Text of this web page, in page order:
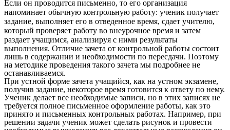
Если он проводится письменно, то его организация
напоминает обычную контрольную работу: ученик получает
задание, выполняет его в отведенное время, сдает учителю,
который проверяет работу во внеурочное время и затем
раздает учащимся, анализируя с ними результаты
выполнения. Отличие зачета от контрольной работы состоит
лишь в содержании и необходимости по пересдачи. Поэтому
на методике проведения такого зачета мы подробнее не
останавливаемся.
При устной форме зачета учащийся, как на устном экзамене,
получив задание, некоторое время готовится к ответу по нему.
Ученик делает все необходимые записи, но в этих записях не
требуется полное письменное оформление работы, как это
принято и письменных контрольных работах. Например, при
решении задачи ученик может сделать рисунок и провести